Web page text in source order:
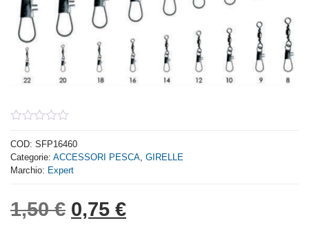
out
of
5
COD: SFP16460
Categorie: ACCESSORI PESCA GIRELLE
Marchio: Expert
1,50€ Il prezzo originale era:
0,75 €Il prezzo attuale è: